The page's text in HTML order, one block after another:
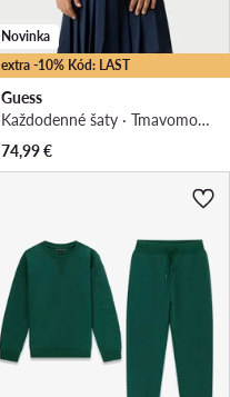
extra -10% Kód: LAST
Novinka
Guess
Každodenné šaty · Tmavomodrá
74,99€